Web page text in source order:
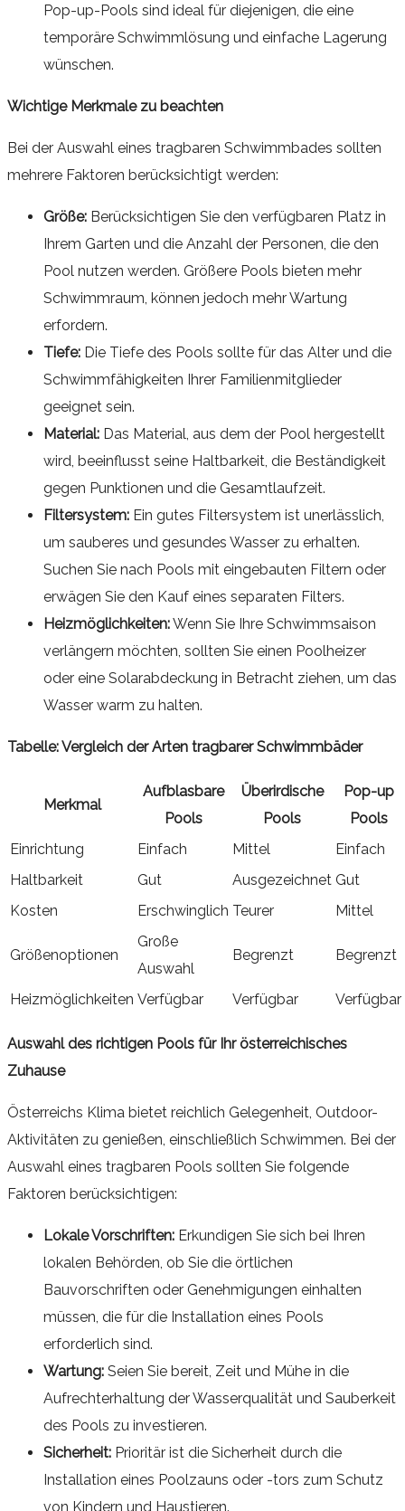
Pop-up-Pools sind ideal für diejenigen, die eine
temporäre Schwimmlösung und einfache Lagerung
wünschen.
Wichtige Merkmale zu beachten
Bei der Auswahl eines tragbaren Schwimmbades sollten
mehrere Faktoren berücksichtigt werden:
Größe: Berücksichtigen Sie den verfügbaren Platz in
Ihrem Garten und die Anzahl der Personen, die den
Pool nutzen werden. Größere Pools bieten mehr
Schwimmraum, können jedoch mehr Wartung
erfordern.
Tiefe: Die Tiefe des Pools sollte für das Alter und die
Schwimmfähigkeiten Ihrer Familienmitglieder
geeignet sein.
Material: Das Material, aus dem der Pool hergestellt
wird, beeinflusst seine Haltbarkeit, die Beständigkeit
gegen Punktionen und die Gesamtlaufzeit.
Filtersystem: Ein gutes Filtersystem ist unerlässlich,
um sauberes und gesundes Wasser zu erhalten.
Suchen Sie nach Pools mit eingebauten Filtern oder
erwägen Sie den Kauf eines separaten Filters.
Heizmöglichkeiten:Wenn Sie Ihre Schwimmsaison
verlängern möchten, sollten Sie einen Poolheizer
oder eine Solarabdeckung in Betracht ziehen, um das
Wasser warm zu halten.
Tabelle: Vergleich der Arten tragbarer Schwimmbäder
Merkmal
Aufblasbare
Pools
Überirdische
Pools
Pop-up
Pools
Einrichtung
Einfach Mittel
Einfach
Haltbarkeit
Gut Ausgezeichnet Gut
Kosten
Erschwinglich Teurer Mittel
Größenoptionen
Große
Auswahl
Begrenzt Begrenzt
Heizmöglichkeiten Verfügbar Verfügbar Verfügbar
Auswahl des richtigen Pools für Ihr österreichisches
Zuhause
Österreichs Klima bietet reichlich Gelegenheit, Outdoor-
Aktivitäten zu genießen, einschließlich Schwimmen. Bei der
Auswahl eines tragbaren Pools sollten Sie folgende
Faktoren berücksichtigen:
Lokale Vorschriften: Erkundigen Sie sich bei Ihren
lokalen Behörden, ob Sie die örtlichen
Bauvorschriften oder Genehmigungen einhalten
müssen, die für die Installation eines Pools
erforderlich sind.
Wartung: Seien Sie bereit, Zeit und Mühe in die
Aufrechterhaltung der Wasserqualität und Sauberkeit
des Pools zu investieren.
Sicherheit: Prioritär ist die Sicherheit durch die
Installation eines Poolzauns oder -tors zum Schutz
von Kindern und Haustieren.